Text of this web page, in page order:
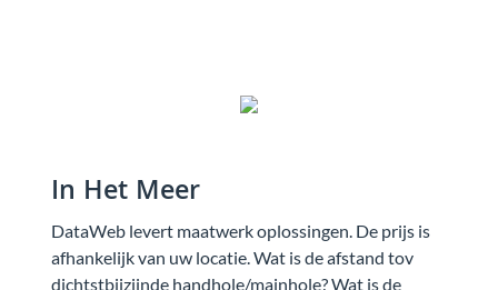
In Het Meer
DataWeb levert maatwerk oplossingen. De prijs is
afhankelijk van uw locatie. Wat is de afstand tov
dichtstbijzijnde handhole/mainhole? Wat is de